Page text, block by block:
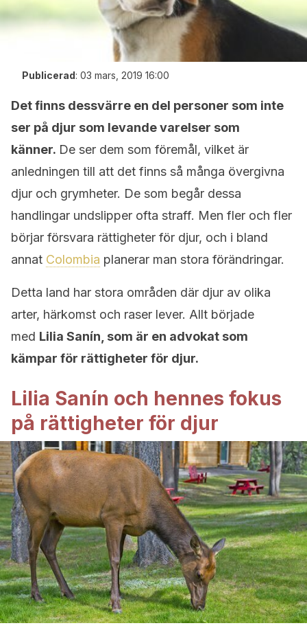
Publicerad: 03 mars, 2019 16:00
Det finns dessvärre en del personer som inte
ser på djur som levande varelser som
känner. De ser dem som föremål, vilket är
anledningen till att det finns så många övergivna
djur och grymheter. De som begår dessa
handlingar undslipper ofta straff. Men fler och fler
börjar försvara rättigheter för djur, och i bland
annat Colombia planerar man stora förändringar.
Detta land har stora områden där djur av olika
arter, härkomst och raser lever. Allt började
med Lilia Sanín, som är en advokat som
kämpar för rättigheter för djur.
Lilia Sanín och hennes fokus
på rättigheter för djur